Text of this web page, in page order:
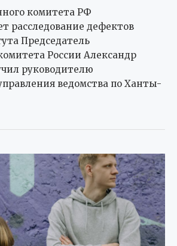
комитета РФ
расследование дефектов
Председатель
России Александр
руководителю
ведомства по Ханты-